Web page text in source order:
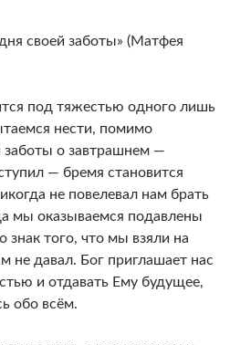
своей заботы» (Матфея
под тяжестью одного лишь
нести, помимо
о завтрашнем —
— бремя становится
не повелевал нам брать
мы оказываемся подавлены
знак того, что мы взяли на
не давал. Бог приглашает нас
и отдавать Ему будущее,
обо всём.